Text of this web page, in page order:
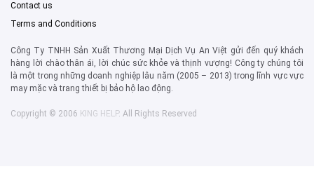
Contact us
Terms and Conditions
Công Ty TNHH Sản Xuất Thương Mại Dịch Vụ An Việt gửi đến quý khách
hàng lời chào thân ái, lời chúc sức khỏe và thịnh vượng! Công ty chúng tôi
là một trong những doanh nghiệp lâu năm (2005 – 2013) trong lĩnh vực vực
may mặc và trang thiết bị bảo hộ lao động.
Copyright © 2006 KING HELP. All Rights Reserved